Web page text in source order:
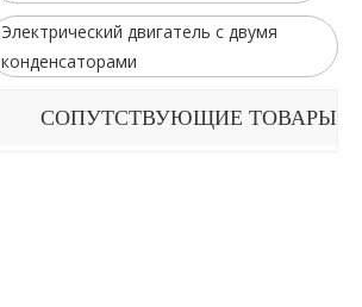
Электрический двигатель с двумя
конденсаторами
СОПУТСТВУЮЩИЕ ТОВАРЫ